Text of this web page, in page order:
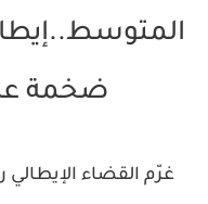
ضخمة
غرّم القضاء الإيطالي